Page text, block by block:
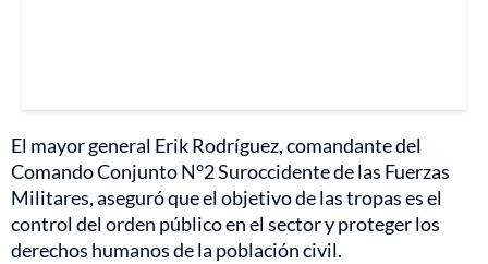
El mayor general Erik Rodríguez, comandante del
Comando Conjunto N°2 Suroccidente de las Fuerzas
Militares, aseguró que el objetivo de las tropas es el
control del orden público en el sector y proteger los
derechos humanos de la población civil.